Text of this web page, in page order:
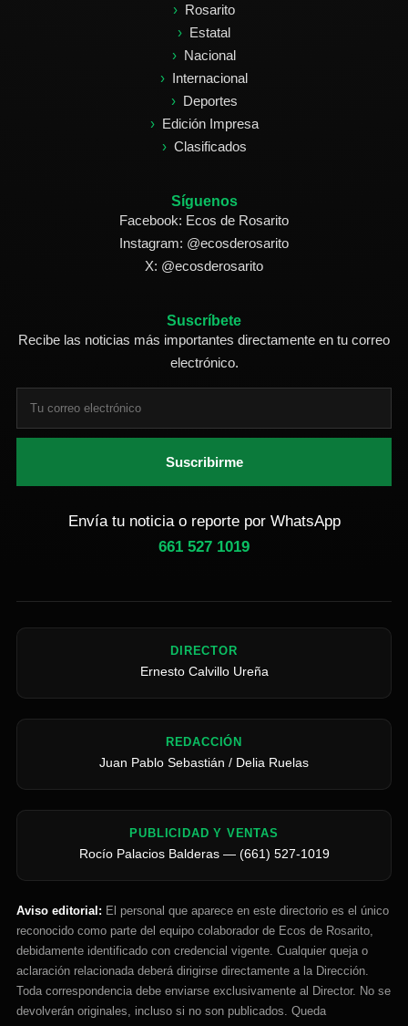
Rosarito
Estatal
Nacional
Internacional
Deportes
Edición Impresa
Clasificados
Síguenos
Facebook: Ecos de Rosarito
Instagram: @ecosderosarito
X: @ecosderosarito
Suscríbete
Recibe las noticias más importantes directamente en tu correo
electrónico.
Suscribirme
Envía tu noticia o reporte por WhatsApp
661 527 1019
DIRECTOR
Ernesto Calvillo Ureña
REDACCIÓN
Juan Pablo Sebastián / Delia Ruelas
PUBLICIDAD Y VENTAS
Rocío Palacios Balderas — (661) 527-1019
Aviso editorial: El personal que aparece en este directorio es el único
reconocido como parte del equipo colaborador de Ecos de Rosarito,
debidamente identificado con credencial vigente. Cualquier queja o
aclaración relacionada deberá dirigirse directamente a la Dirección.
Toda correspondencia debe enviarse exclusivamente al Director. No se
devolverán originales, incluso si no son publicados. Queda